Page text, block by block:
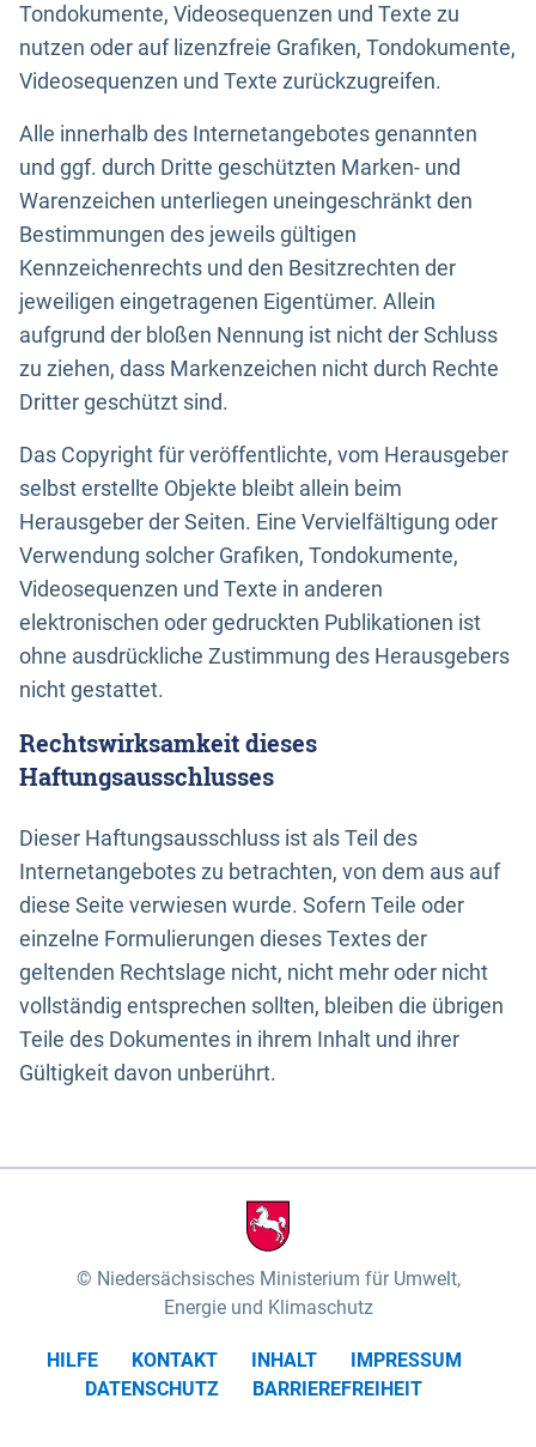
Tondokumente, Videosequenzen und Texte zu
nutzen oder auf lizenzfreie Grafiken, Tondokumente,
Videosequenzen und Texte zurückzugreifen.
Alle innerhalb des Internetangebotes genannten
und ggf. durch Dritte geschützten Marken- und
Warenzeichen unterliegen uneingeschränkt den
Bestimmungen des jeweils gültigen
Kennzeichenrechts und den Besitzrechten der
jeweiligen eingetragenen Eigentümer. Allein
aufgrund der bloßen Nennung ist nicht der Schluss
zu ziehen, dass Markenzeichen nicht durch Rechte
Dritter geschützt sind.
Das Copyright für veröffentlichte, vom Herausgeber
selbst erstellte Objekte bleibt allein beim
Herausgeber der Seiten. Eine Vervielfältigung oder
Verwendung solcher Grafiken, Tondokumente,
Videosequenzen und Texte in anderen
elektronischen oder gedruckten Publikationen ist
ohne ausdrückliche Zustimmung des Herausgebers
nicht gestattet.
Rechtswirksamkeit dieses
Haftungsausschlusses
Dieser Haftungsausschluss ist als Teil des
Internetangebotes zu betrachten, von dem aus auf
diese Seite verwiesen wurde. Sofern Teile oder
einzelne Formulierungen dieses Textes der
geltenden Rechtslage nicht, nicht mehr oder nicht
vollständig entsprechen sollten, bleiben die übrigen
Teile des Dokumentes in ihrem Inhalt und ihrer
Gültigkeit davon unberührt.
Niedersächsisches Ministerium für Umwelt,
Energie und Klimaschutz
HILFE KONTAKT INHALT
IMPRESSUM
DATENSCHUTZ
BARRIEREFREIHEIT